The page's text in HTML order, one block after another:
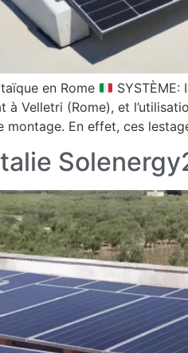
en Rome
à Velletri (Rome), et
En effet, ces